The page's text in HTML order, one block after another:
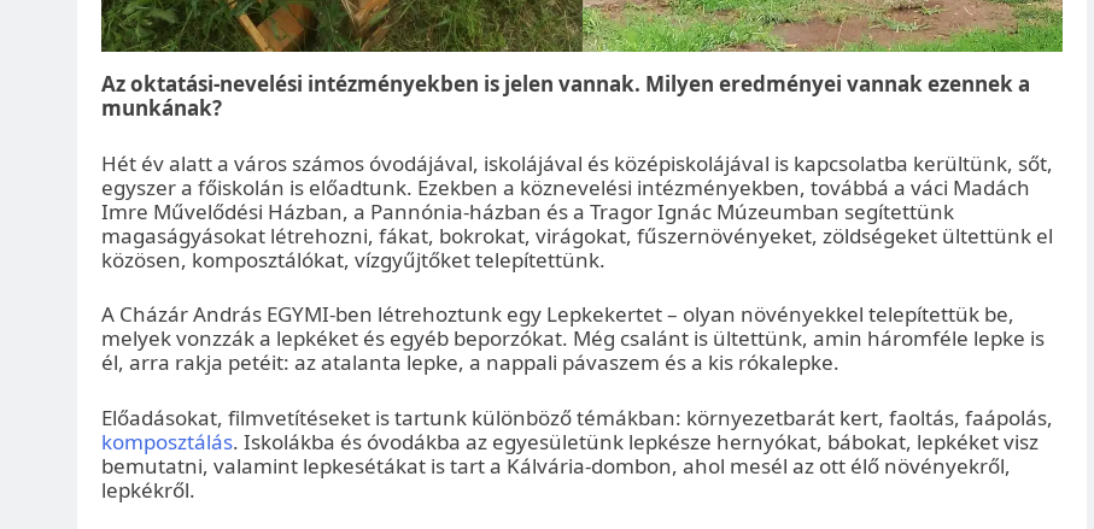
Az oktatási-nevelési intézményekben is jelen vannak. Milyen eredményei vannak ezennek a
munkának?
Hét év alatt a város számos óvodájával, iskolájával és középiskolájával is kapcsolatba kerültünk, sőt,
egyszer a főiskolán is előadtunk. Ezekben a köznevelési intézményekben, továbbá a váci Madách
Imre Művelődési Házban, a Pannónia-házban és a Tragor Ignác Múzeumban segítettünk
magaságyásokat létrehozni, fákat, bokrokat, virágokat, fűszernövényeket, zöldségeket ültettünk el
közösen, komposztálókat, vízgyűjtőket telepítettünk.
A Cházár András EGYMI-ben létrehoztunk egy Lepkekertet – olyan növényekkel telepítettük be,
melyek vonzzák a lepkéket és egyéb beporzókat. Még csalánt is ültettünk, amin háromféle lepke is
él, arra rakja petéit: az atalanta lepke, a nappali pávaszem és a kis rókalepke.
Előadásokat, filmvetítéseket is tartunk különböző témákban: környezetbarát kert, faoltás, faápolás,
komposztálás. Iskolákba és óvodákba az egyesületünk lepkésze hernyókat, bábokat, lepkéket visz
bemutatni, valamint lepkesétákat is tart a Kálvária-dombon, ahol mesél az ott élő növényekről,
lepkékről.